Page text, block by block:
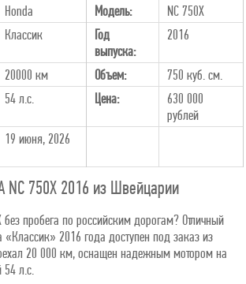
Honda Модель:
NC 750X
Классик
Год
выпуска:
2016
20000 км Объем:
750 куб. см.
54 л.с. Цена:
630 000
рублей
19 июня, 2026
NC 750X 2016 из Швейцарии
без пробега по российским дорогам? Отличный
«Классик» 2016 года доступен под заказ из
20 000 км, оснащен надежным мотором на
л.с.